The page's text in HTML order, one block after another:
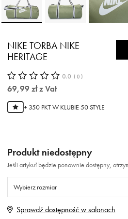
NIKE TORBA NIKE
HERITAGE
0.0 ( 0 )
69,99 złz Vat
+ 350 PKT W KLUBIE 50 STYLE
Produkt niedostępny
Jeśli artykuł będzie ponownie dostępny,
Wybierz rozmiar
ONE SIZE Powiadom o dostępności
Sprawdź dostępność w salonach